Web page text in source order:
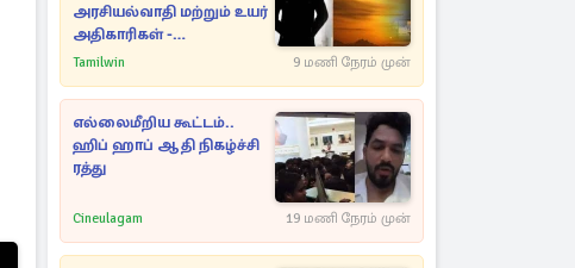
அரசியல்வாதி மற்றும் உயர்
அதிகாரிகள் -
ஆதாரங்களுடன்
புலனாய்வாளர்கள்
Tamilwin 9 மணி நேரம் முன்
எல்லைமீறிய கூட்டம்..
ஹிப் ஹாப் ஆதி நிகழ்ச்சி
ரத்து
Cineulagam 19 மணி நேரம் முன்